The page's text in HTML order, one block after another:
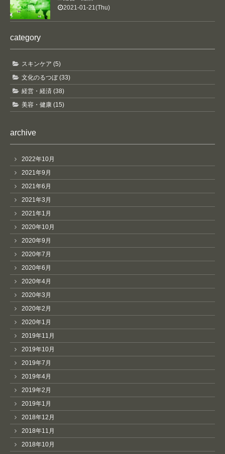
2021-01-21(Thu)
category
スキンケア (5)
文化のるつぼ (33)
経営・経済 (38)
美容・健康 (15)
archive
2022年10月
2021年9月
2021年6月
2021年3月
2021年1月
2020年10月
2020年9月
2020年7月
2020年6月
2020年4月
2020年3月
2020年2月
2020年1月
2019年11月
2019年10月
2019年7月
2019年4月
2019年2月
2019年1月
2018年12月
2018年11月
2018年10月